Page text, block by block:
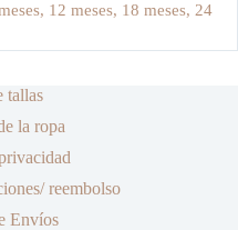
12 meses, 18 meses, 24
tallas
la ropa
reembolso
Envíos